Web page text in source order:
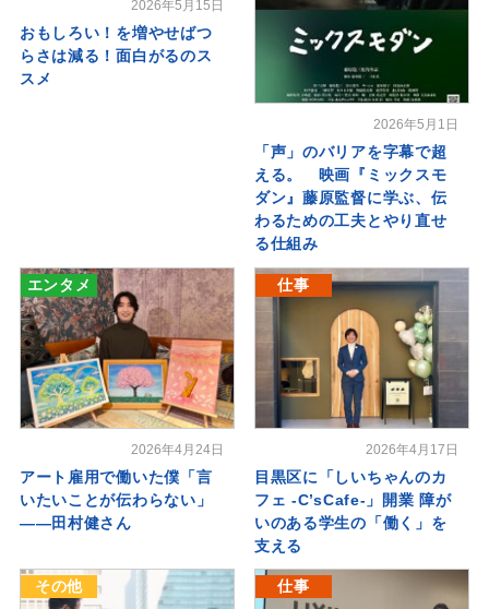
2026年5月15日
おもしろい！を増やせばつ
らさは減る！面白がるのス
スメ
2026年5月1日
「声」のバリアを字幕で超
える。 映画『ミックスモ
ダン』藤原監督に学ぶ、伝
わるための工夫とやり直せ
る仕組み
エンタメ
2026年4月24日
アート雇用で働いた僕「言
いたいことが伝わらない」
――田村健さん
仕事
2026年4月17日
目黒区に「しいちゃんのカ
フェ -C’sCafe-」開業 障が
いのある学生の「働く」を
支える
その他 仕事